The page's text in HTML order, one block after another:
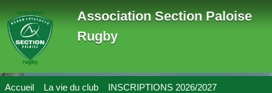
Association Section Paloise
Rugby
Accueil La vie du club INSCRIPTIONS 2026/2027